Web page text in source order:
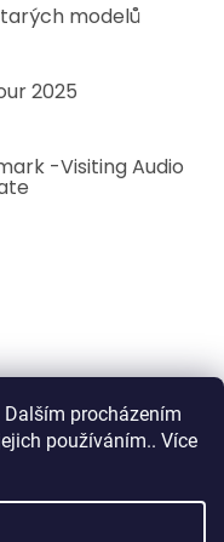
procházením
používáním.. Více
modelů
2025
-Visiting Audio